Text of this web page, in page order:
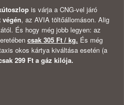
is várja a CNG-vel járó
, az AVIA töltőállomáson. Alig
És hogy még jobb legyen: az
csak 305 Ft / kg. És még
okos kártya kiváltása esetén (a
299 Ft a gáz kilója.